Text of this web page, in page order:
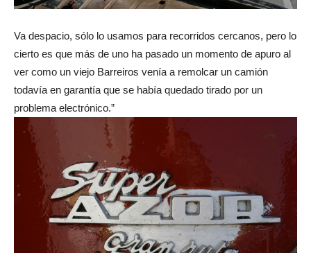
Va despacio, sólo lo usamos para recorridos cercanos, pero lo
cierto es que más de uno ha pasado un momento de apuro al
ver como un viejo Barreiros venía a remolcar un camión
todavía en garantía que se había quedado tirado por un
problema electrónico.”